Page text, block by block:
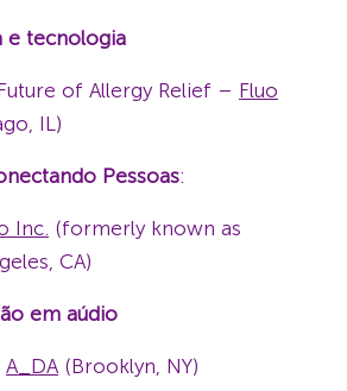
e tecnologia
of Allergy Relief – Fluo
IL)
Pessoas:
Inc. (formerly known as
CA)
em aúdio
A_DA (Brooklyn, NY)